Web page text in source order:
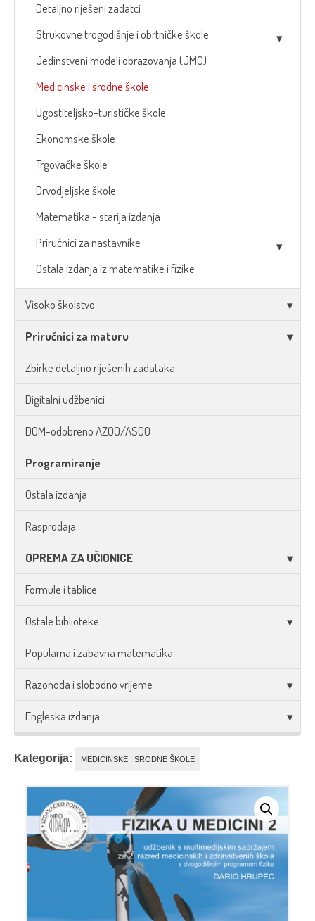
Detaljno riješeni zadatci
Strukovne trogodišnje i obrtničke škole
Jedinstveni modeli obrazovanja (JMO)
Medicinske i srodne škole
Ugostiteljsko-turističke škole
Ekonomske škole
Trgovačke škole
Drvodjeljske škole
Matematika - starija izdanja
Priručnici za nastavnike
Ostala izdanja iz matematike i fizike
Visoko školstvo
Priručnici za maturu
Zbirke detaljno riješenih zadataka
Digitalni udžbenici
DOM-odobreno AZOO/ASOO
Programiranje
Ostala izdanja
Rasprodaja
OPREMA ZA UČIONICE
Formule i tablice
Ostale biblioteke
Popularna i zabavna matematika
Razonoda i slobodno vrijeme
Engleska izdanja
Kategorija: MEDICINSKE I SRODNE ŠKOLE